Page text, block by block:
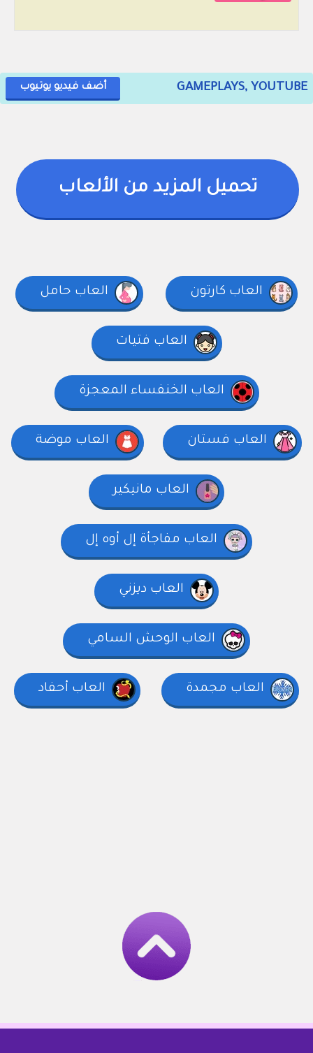
GAMEPLAYS, YOUTUBE أضف فيديو يوتيوب
تحميل المزيد من الألعاب
العاب كارتون العاب حامل
العاب فتيات
العاب الخنفساء المعجزة
العاب فستان العاب موضة
العاب مانيكير
العاب مفاجأة إل أوه إل
العاب ديزني
العاب الوحش السامي
العاب مجمدة العاب أحفاد